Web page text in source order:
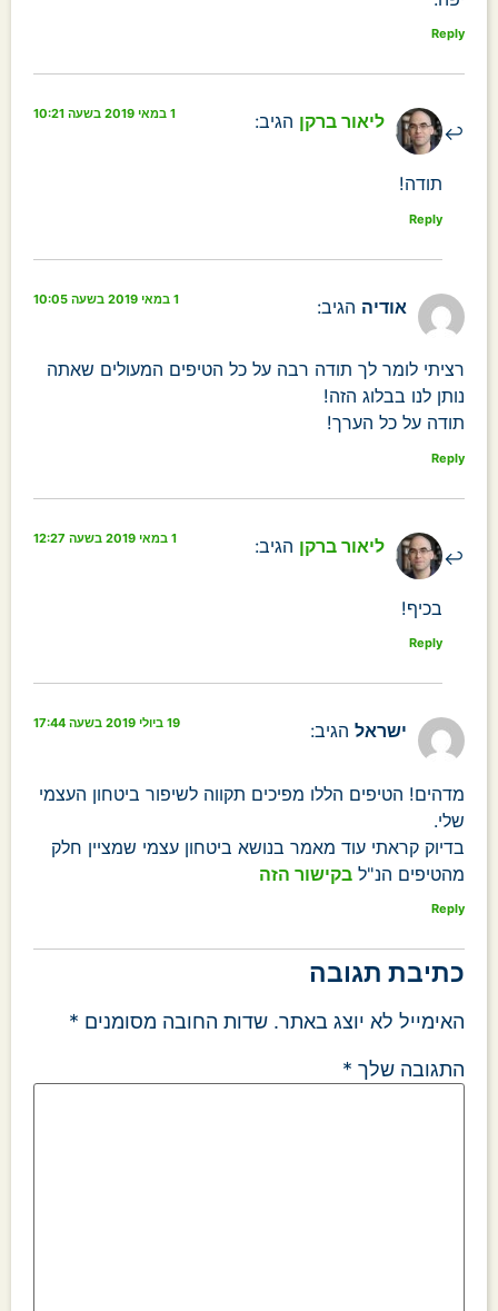
Reply
ליאור ברקן הגיב: 1 במאי 2019 בשעה 10:21
תודה!
Reply
אודיה הגיב: 1 במאי 2019 בשעה 10:05
רציתי לומר לך תודה רבה על כל הטיפים המעולים שאתה
נותן לנו בבלוג הזה!
תודה על כל הערך!
Reply
ליאור ברקן הגיב: 1 במאי 2019 בשעה 12:27
בכיף!
Reply
ישראל הגיב: 19 ביולי 2019 בשעה 17:44
מדהים! הטיפים הללו מפיכים תקווה לשיפור ביטחון העצמי
שלי.
בדיוק קראתי עוד מאמר בנושא ביטחון עצמי שמציין חלק
מהטיפים הנ"ל בקישור הזה
Reply
כתיבת תגובה
האימייל לא יוצג באתר. שדות החובה מסומנים *
התגובה שלך *